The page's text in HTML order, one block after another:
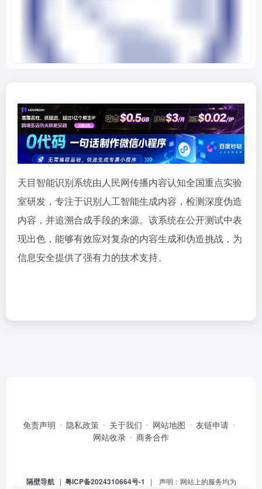
天目智能识别系统由人民网传播内容认知全国重点实验
室研发，专注于识别人工智能生成内容，检测深度伪造
内容，并追溯合成手段的来源。该系统在公开测试中表
现出色，能够有效应对复杂的内容生成和伪造挑战，为
信息安全提供了强有力的技术支持。
免责声明 隐私政策 关于我们 网站地图
友链申请
网站收录
商务合作
隔壁导航| 粤ICP备2024310664号-1
| 声明：网站上的服务均为